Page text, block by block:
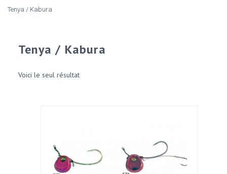
Tenya / Kabura
Tenya / Kabura
Voici le seul résultat